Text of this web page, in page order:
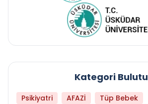
Kategori Bulutu
Psikiyatri AFAZİ
Tüp Bebek